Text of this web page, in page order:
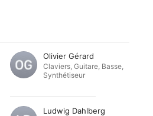
Olivier Gérard
Claviers, Guitare, Basse,
Synthétiseur
Ludwig Dahlberg